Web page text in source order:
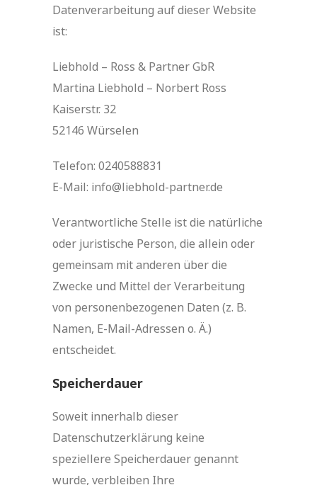
Datenverarbeitung auf dieser Website
ist:
Liebhold – Ross & Partner GbR
Martina Liebhold – Norbert Ross
Kaiserstr. 32
52146 Würselen
Telefon: 0240588831
E-Mail: info@liebhold-partner.de
Verantwortliche Stelle ist die natürliche
oder juristische Person, die allein oder
gemeinsam mit anderen über die
Zwecke und Mittel der Verarbeitung
von personenbezogenen Daten (z. B.
Namen, E-Mail-Adressen o. Ä.)
entscheidet.
Speicherdauer
Soweit innerhalb dieser
Datenschutzerklärung keine
speziellere Speicherdauer genannt
wurde, verbleiben Ihre